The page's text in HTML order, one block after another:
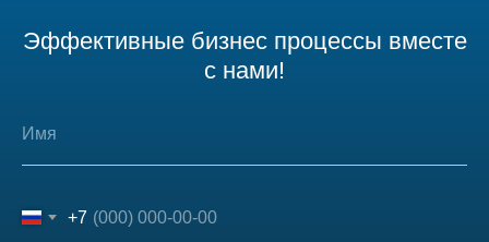
Эффективные бизнес процессы вместе
с нами!
+7